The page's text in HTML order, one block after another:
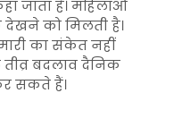
जाता है। महिलाओं
को मिलती है।
का संकेत नहीं
बदलाव दैनिक
सकते हैं।